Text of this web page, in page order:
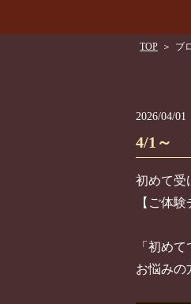
TOP ＞ ブ
2026/04/01
4/1～
初めて受
【ご体
「初め
お悩みの